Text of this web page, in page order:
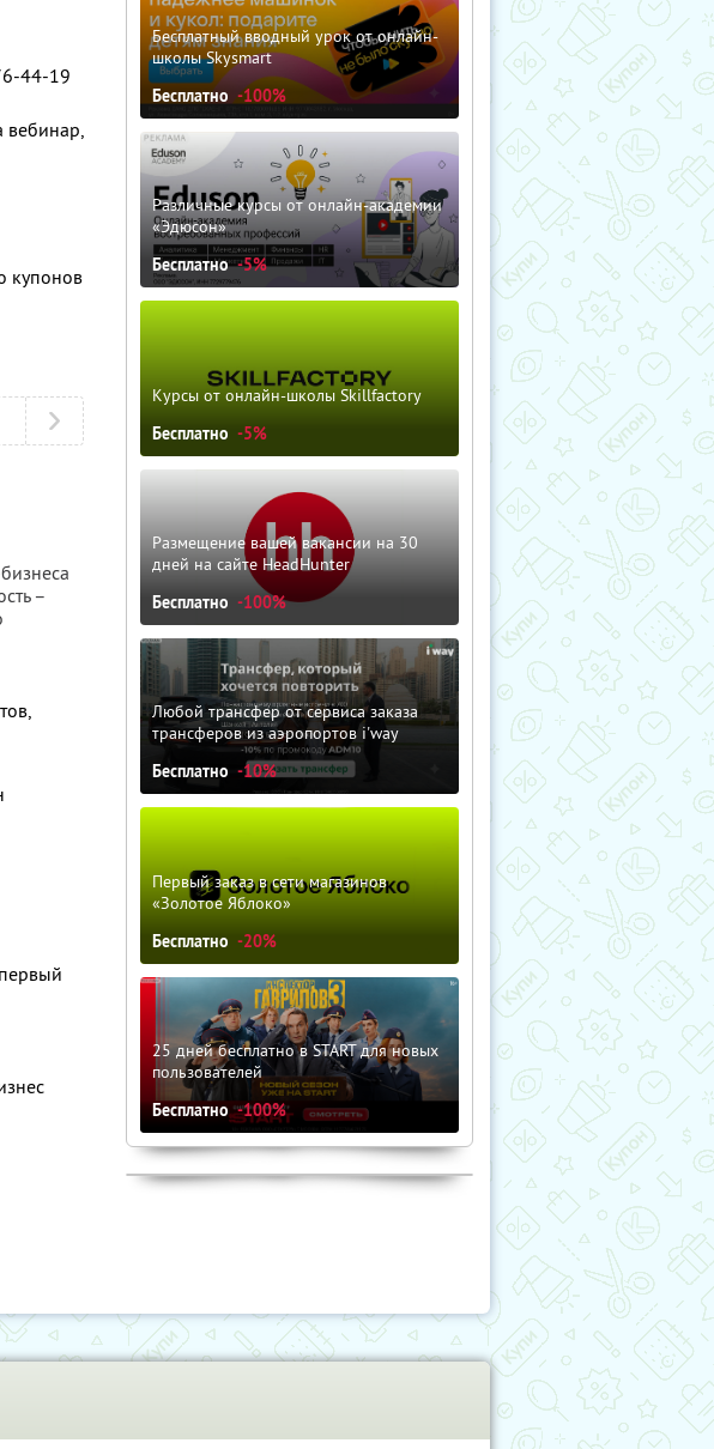
44-19
вебинар,
купонов
–
Бесплатный вводный урок от онлайн-
школы Skysmart
Бесплатно -100%
Различные курсы от онлайн-академии
«Эдюсон»
Бесплатно -5%
Курсы от онлайн-школы Skillfactory
Бесплатно -5%
Размещение вашей вакансии на 30
дней на сайте HeadHunter
Бесплатно -100%
Любой трансфер от сервиса заказа
трансферов из аэропортов i'way
Бесплатно -10%
Первый заказ в сети магазинов
«Золотое Яблоко»
Бесплатно -20%
25 дней бесплатно в START для новых
пользователей
Бесплатно -100%